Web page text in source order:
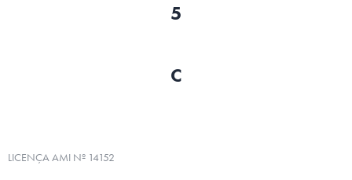
5
C
LICENÇA AMI Nº 14152